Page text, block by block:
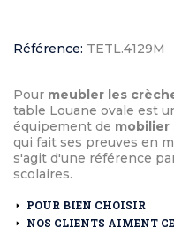
Référence: TETL.4129M
Pour meubler les
table Louane ovale est
équipement de mobilier
qui fait ses preuves en
s'agit d'une référence
scolaires.
POUR BIEN CHOISIR
NOS CLIENTS AIMENT